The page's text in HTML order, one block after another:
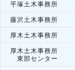
平塚土木事務所
藤沢土木事務所
厚木土木事務所
厚木土木事務所
東部センター